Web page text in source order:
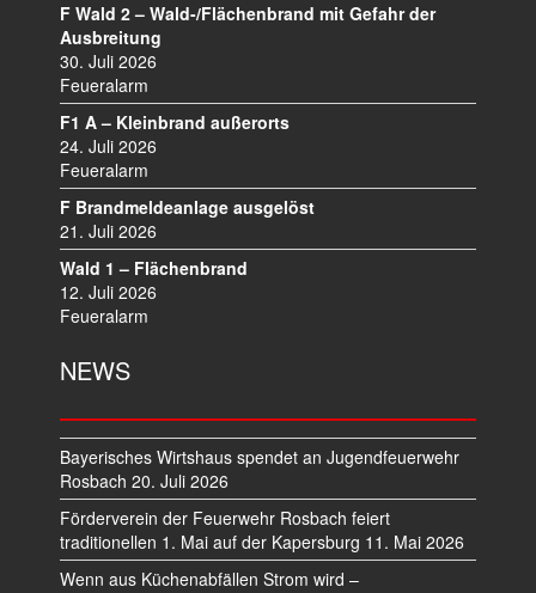
F Wald 2 – Wald-/Flächenbrand mit Gefahr der
Ausbreitung
30. Juli 2026
Feueralarm
F1 A – Kleinbrand außerorts
24. Juli 2026
Feueralarm
F Brandmeldeanlage ausgelöst
21. Juli 2026
Wald 1 – Flächenbrand
12. Juli 2026
Feueralarm
NEWS
Bayerisches Wirtshaus spendet an Jugendfeuerwehr
Rosbach 20. Juli 2026
Förderverein der Feuerwehr Rosbach feiert
traditionellen 1. Mai auf der Kapersburg 11. Mai 2026
Wenn aus Küchenabfällen Strom wird –